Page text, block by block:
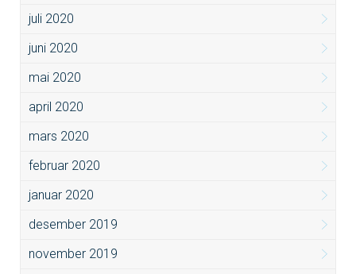
juli 2020
juni 2020
mai 2020
april 2020
mars 2020
februar 2020
januar 2020
desember 2019
november 2019